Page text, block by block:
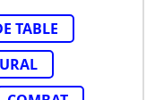
TABLE